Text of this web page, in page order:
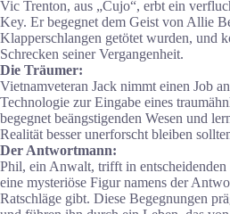
Vic Trenton, aus „Cujo“, erbt ein
Key. Er begegnet dem Geist von Allie
Klapperschlangen getötet wurden, und
Schrecken seiner Vergangenheit.
Die Träumer:
Vietnamveteran Jack nimmt einen Job
Technologie zur Eingabe eines
begegnet beängstigenden Wesen und
Realität besser unerforscht bleiben
Der Antwortmann:
Phil, ein Anwalt, trifft in entscheidenden
eine mysteriöse Figur namens der
Ratschläge gibt. Diese Begegnungen